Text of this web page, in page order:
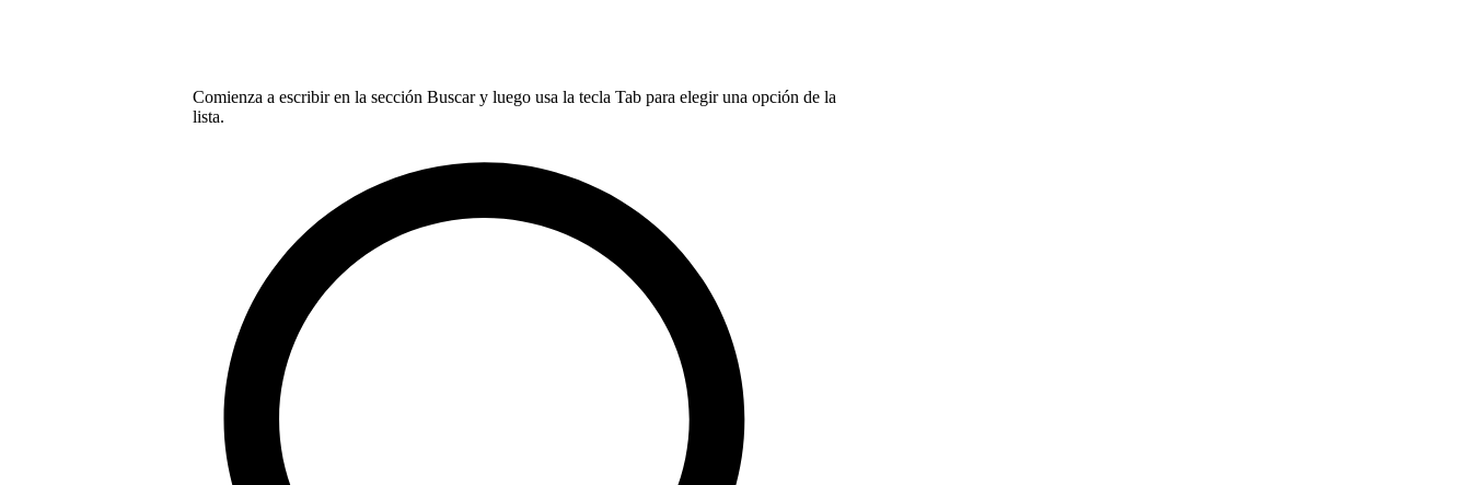
Comienza a escribir en la sección Buscar y luego usa la tecla Tab para elegir una opción de la
lista.